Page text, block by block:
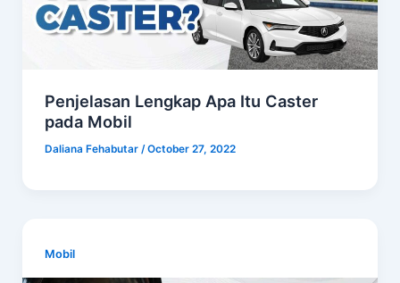
Penjelasan Lengkap Apa Itu Caster
pada Mobil
Daliana Fehabutar /October 27, 2022
Mobil